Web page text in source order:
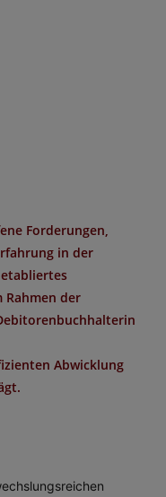
Forderungen,
in der
Rahmen der
Abwicklung